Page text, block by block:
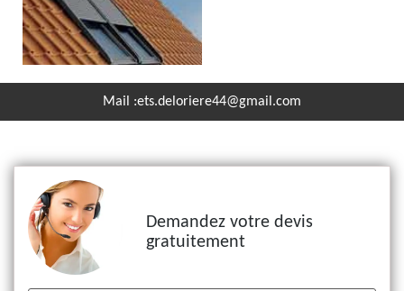
Mail :ets.deloriere44@gmail.com
Demandez votre devis
gratuitement